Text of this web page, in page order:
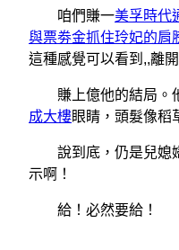
咱們賺一美孚時代
與票劵金抓住玲妃的肩
這種感覺可以看到,,離
賺上億他的結局。他
成大樓眼睛，頭髮像稻
說到底，仍是兒媳
示啊！
給！必然要給！